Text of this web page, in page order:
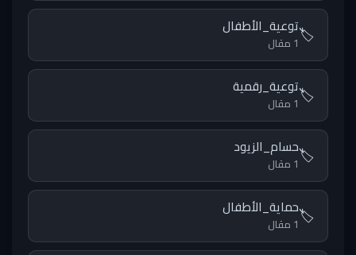
🏷️توعية_الأطفال
1 مقال
🏷️توعية_رقمية
1 مقال
🏷️حسام_الزيود
1 مقال
🏷️حماية_الأطفال
1 مقال